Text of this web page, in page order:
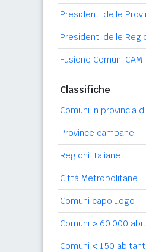
Presidenti delle
Presidenti delle
Fusione Comuni CAM
Classifiche
Comuni in provincia
Province campane
Regioni italiane
Città Metropolitane
Comuni capoluogo
Comuni > 60.000
Comuni < 150 abitanti